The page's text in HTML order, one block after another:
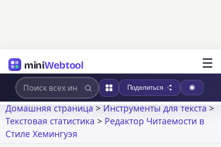
miniWebtool ☰
Поделиться
Домашняя страница>Инструменты для текста>
Текстовая статистика > Редактор Читаемости в
Стиле Хемингуэя